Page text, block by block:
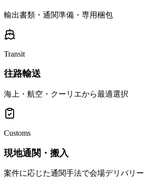
輸出書類・通関準備・専用梱包
Transit
往路輸送
海上・航空・クーリエから最適選択
Customs
現地通関・搬入
案件に応じた通関手法で会場デリバリー